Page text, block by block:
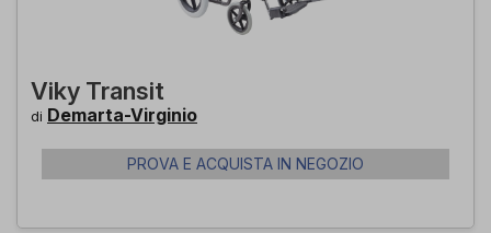
Viky Transit
di Demarta-Virginio
PROVA E ACQUISTA IN NEGOZIO